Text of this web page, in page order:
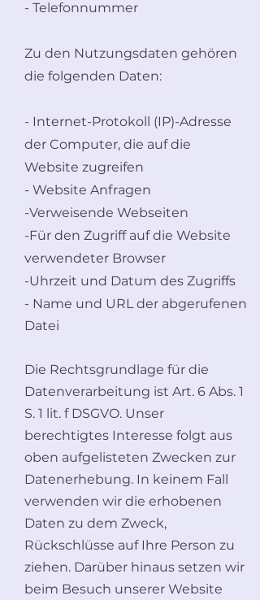
- Telefonnummer
Zu den Nutzungsdaten gehören
die folgenden Daten:
- Internet-Protokoll (IP)-Adresse
der Computer, die auf die
Website zugreifen
- Website Anfragen
-Verweisende Webseiten
-Für den Zugriff auf die Website
verwendeter Browser
-Uhrzeit und Datum des Zugriffs
- Name und URL der abgerufenen
Datei
Die Rechtsgrundlage für die
Datenverarbeitung ist Art. 6 Abs. 1
S. 1 lit. f DSGVO. Unser
berechtigtes Interesse folgt aus
oben aufgelisteten Zwecken zur
Datenerhebung. In keinem Fall
verwenden wir die erhobenen
Daten zu dem Zweck,
Rückschlüsse auf Ihre Person zu
ziehen. Darüber hinaus setzen wir
beim Besuch unserer Website